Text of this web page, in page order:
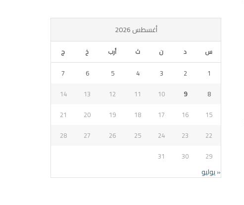
أغسطس 2026
س د ن ث أرب خ ج
1
2
3
4
5
6
7
8
9
10
11
12
13
14
15
16
17
18
19
20
21
22
23
24
25
26
27
28
29
30
31
« يوليو